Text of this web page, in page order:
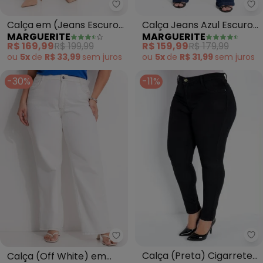
Marguerite - Calça em (Jeans
Calça em (Jeans Escuro)
Mom
MARGUERITE
R$ 169,99R$ 199,99
ou 5x de R$ 33,99 sem juros
Calça Jeans Azul Escuro
com Elastano Flare
MARGUERITE
R$ 159,99R$ 179,99
ou 5x de R$ 31,99 sem juros
-30%
Marguerite - Calça (Off White)
Calça (Off White) em
-11%
Calça (Preta) Cigarrete